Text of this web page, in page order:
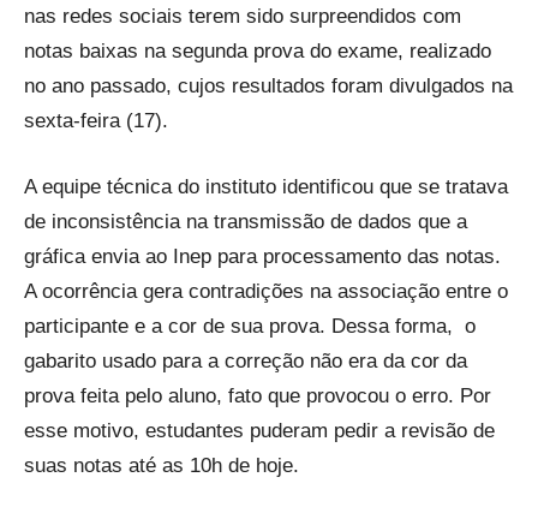
nas redes sociais terem sido surpreendidos com
notas baixas na segunda prova do exame, realizado
no ano passado, cujos resultados foram divulgados na
sexta-feira (17).
A equipe técnica do instituto identificou que se tratava
de inconsistência na transmissão de dados que a
gráfica envia ao Inep para processamento das notas.
A ocorrência gera contradições na associação entre o
participante e a cor de sua prova. Dessa forma, o
gabarito usado para a correção não era da cor da
prova feita pelo aluno, fato que provocou o erro. Por
esse motivo, estudantes puderam pedir a revisão de
suas notas até as 10h de hoje.